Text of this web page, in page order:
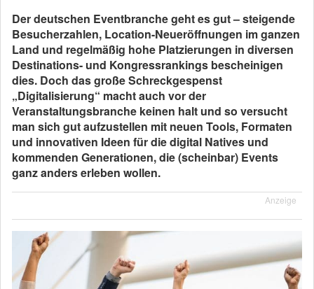
Der deutschen Eventbranche geht es gut – steigende
Besucherzahlen, Location-Neueröffnungen im ganzen
Land und regelmäßig hohe Platzierungen in diversen
Destinations- und Kongressrankings bescheinigen
dies. Doch das große Schreckgespenst
„Digitalisierung“ macht auch vor der
Veranstaltungsbranche keinen halt und so versucht
man sich gut aufzustellen mit neuen Tools, Formaten
und innovativen Ideen für die digital Natives und
kommenden Generationen, die (scheinbar) Events
ganz anders erleben wollen.
Anzeige